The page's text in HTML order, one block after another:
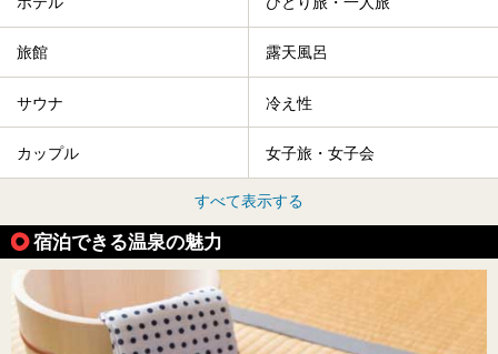
旅館 露天風呂
サウナ 冷え性
カップル 女子旅・女子会
すべて表示する
宿泊できる温泉の魅力